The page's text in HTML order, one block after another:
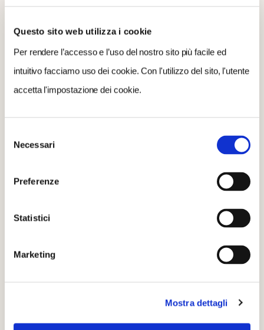
Questo sito web utilizza i cookie
Per rendere l’accesso e l’uso del nostro sito più facile ed
intuitivo facciamo uso dei cookie. Con l'utilizzo del sito, l'utente
accetta l'impostazione dei cookie.
delNecessari
Preferenze
Statistici
Marketing
Mostra dettagli
entracquese.
A tarda ora la statua del Cristo viene deposta nella
di profonda devozione, l’intera popolazione.
Ottenuto l’assenso, il Corteo Storico prosegue fino alla
Confraternita di Santa Croce, dove si svolge la sacra